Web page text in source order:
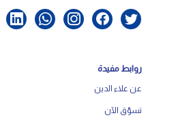
روابط مفيدة
عن علاء الدين
تسوّق الآن